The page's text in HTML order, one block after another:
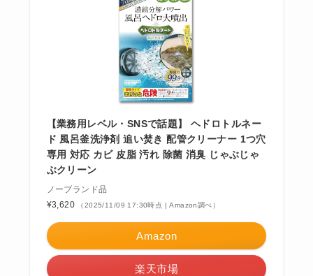
【業務用レベル・SNSで話題】 ヘドロトルネー
ド 風呂釜洗浄剤 追い焚き 配管クリーナー 1つ穴
専用 対応 カビ 皮脂 汚れ 除菌 消臭 じゃぶじゃ
ぶクリーン
ノーブランド品
¥3,620
（2025/11/09 17:30時点 | Amazon調べ）
Amazon
楽天市場